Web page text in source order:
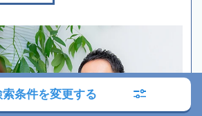
索条件を変更する